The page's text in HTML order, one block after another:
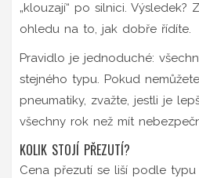
„klouzají“ po silnici.
ohledu na to, jak dobře řídíte.
Pravidlo je jednoduché:
stejného typu. Pokud
pneumatiky, zvažte, jestli je
všechny rok než mít
KOLIK STOJÍ PŘEZUTÍ?
Cena přezutí se liší podle typu